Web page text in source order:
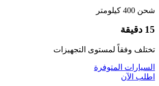
شحن 400 كيلومتر
15 دقيقة
تختلف وفقاً لمستوى التجهيزات
السيارات المتوفرة
اطلب الآن